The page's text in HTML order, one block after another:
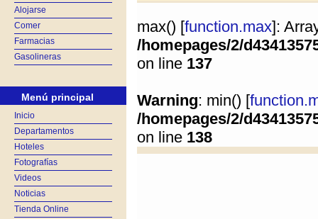
Alojarse
Comer
Farmacias
Gasolineras
Menú principal
Inicio
Departamentos
Hoteles
Fotografías
Videos
Noticias
Tienda Online
max() [function.max]:
/homepages/2/
on line 137
Warning: min() [
/homepages/2/
on line 138